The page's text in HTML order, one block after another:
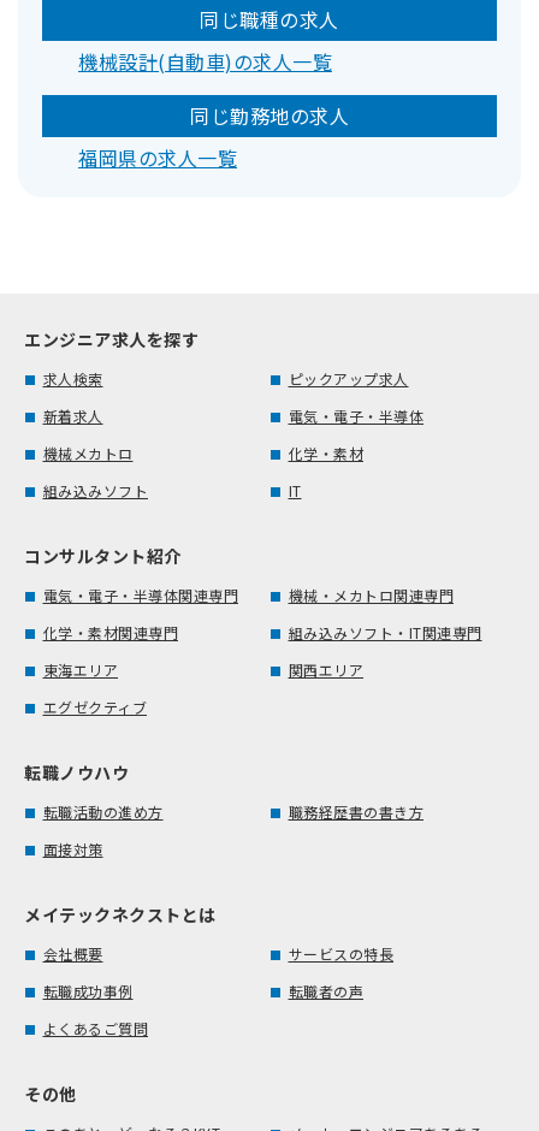
同じ職種の求人
機械設計(自動車)の求人一覧
同じ勤務地の求人
福岡県の求人一覧
エンジニア求人を探す
求人検索
ピックアップ求人
新着求人
電気・電子・半導体
機械メカトロ
化学・素材
組み込みソフト
IT
コンサルタント紹介
電気・電子・半導体関連専門
機械・メカトロ関連専門
化学・素材関連専門
組み込みソフト・IT関連専門
東海エリア
関西エリア
エグゼクティブ
転職ノウハウ
転職活動の進め方
職務経歴書の書き方
面接対策
メイテックネクストとは
会社概要
サービスの特長
転職成功事例
転職者の声
よくあるご質問
その他